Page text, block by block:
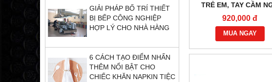
GIẢI PHÁP BỐ TRÍ THIẾT
BỊ BẾP CÔNG NGHIỆP
HỢP LÝ CHO NHÀ HÀNG
6 CÁCH TẠO ĐIỂM NHẤN
THÊM NỔI BẬT CHO
CHIẾC KHĂN NAPKIN TIỆC
TRẺ EM, TAY CẦM
920,000 đ
MUA NGAY